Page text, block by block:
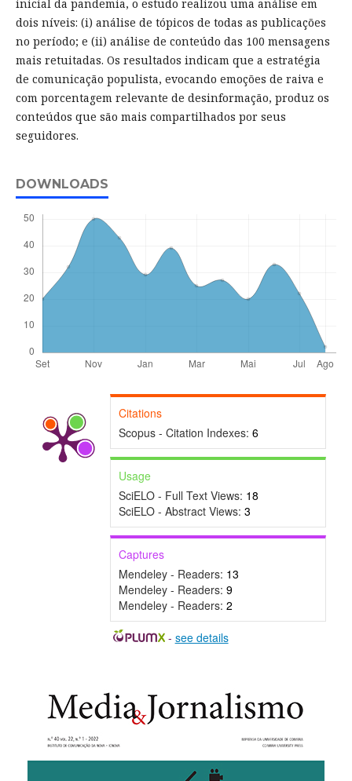
inicial da pandemia, o estudo realizou uma análise em
dois níveis: (i) análise de tópicos de todas as publicações
no período; e (ii) análise de conteúdo das 100 mensagens
mais retuitadas. Os resultados indicam que a estratégia
de comunicação populista, evocando emoções de raiva e
com porcentagem relevante de desinformação, produz os
conteúdos que são mais compartilhados por seus
seguidores.
DOWNLOADS
Citations
Scopus - Citation Indexes: 6
Usage
SciELO - Full Text Views: 18
SciELO - Abstract Views: 3
Captures
Mendeley - Readers: 13
Mendeley - Readers: 9
Mendeley - Readers: 2
- see details